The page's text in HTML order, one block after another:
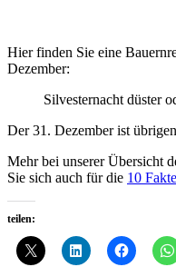
Hier finden Sie eine
Dezember:
Silvesternacht düster
Der 31. Dezember ist
Mehr bei unserer Übersicht
Sie sich auch für die 10
teilen: